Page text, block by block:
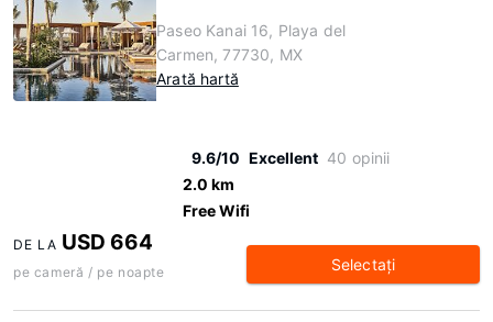
Paseo Kanai 16, Playa del
Carmen, 77730, MX
Arată hartă
9.6/10 Excellent 40 opinii
2.0 km
Free Wifi
DE LA USD 664
pe cameră / pe noapte Selectaţi